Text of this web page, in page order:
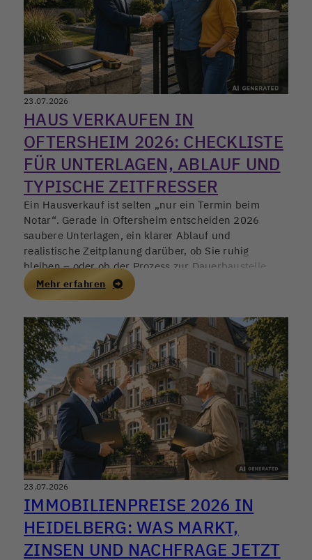
23.07.2026
HAUS VERKAUFEN IN
OFTERSHEIM 2026: CHECKLISTE
FÜR UNTERLAGEN, ABLAUF UND
TYPISCHE ZEITFRESSER
Ein Hausverkauf ist selten „nur ein Termin beim
Notar“. Gerade in Oftersheim entscheiden 2026
saubere Unterlagen, ein klarer Ablauf und
realistische Zeitplanung darüber, ob Sie ruhig
bleiben – oder ob der Prozess zur Dauerbaustelle
wird. Wer früh strukturiert, schützt nicht nur den
Preis, sondern auch die eigene Nervenlage.
Mehr erfahren
23.07.2026
IMMOBILIENPREISE 2026 IN
HEIDELBERG: WAS MARKT,
ZINSEN UND NACHFRAGE JETZT